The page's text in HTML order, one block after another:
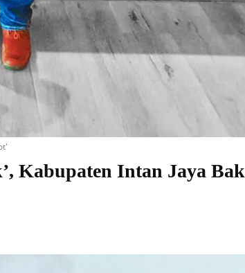
Kabupaten Intan Jaya Bak